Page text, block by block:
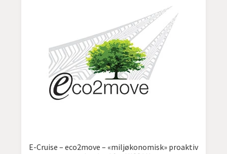
E-Cruise – eco2move – «miljøkonomisk» proaktiv